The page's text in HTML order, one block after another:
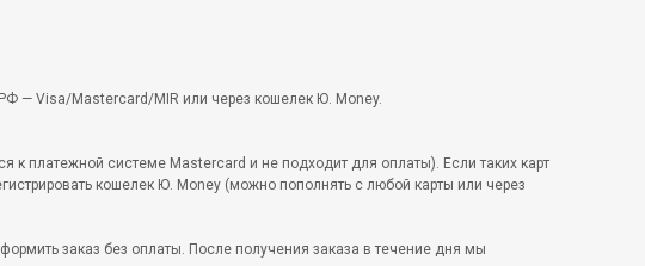
— Visa/Mastercard/MIR или через кошелек Ю. Money.
платежной системе Mastercard и не подходит для оплаты). Если таких карт
кошелек Ю. Money (можно пополнять с любой карты или через
заказ без оплаты. После получения заказа в течение дня мы